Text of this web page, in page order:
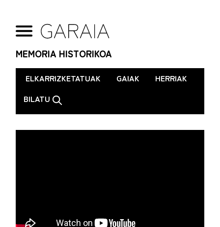
MEMORIA HISTORIKOA
. ELKARRIZKETATUAK GAIAK
HERRIAK
BILATU